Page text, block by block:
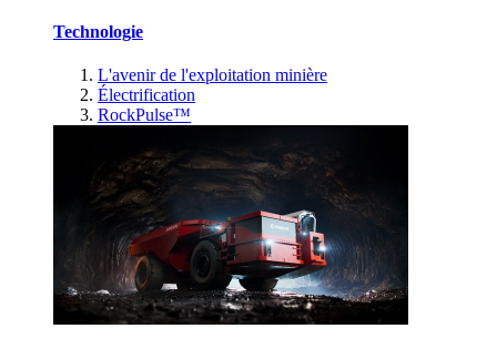
Technologie
L'avenir de l'exploitation minière
Électrification
RockPulse™